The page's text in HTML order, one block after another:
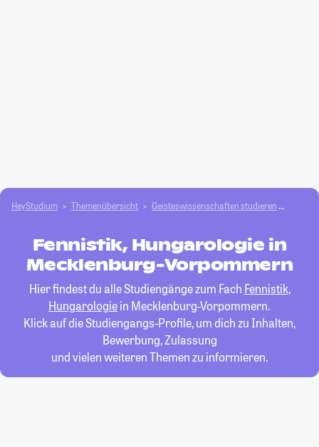
HeyStudium Themenübersicht Geisteswissenschaften studieren
Fennistik, Hungarologie in
Mecklenburg-Vorpommern
Hier findest du alle Studiengänge zum Fach Fennistik,
Hungarologiein Mecklenburg-Vorpommern.
Klick auf die Studiengangs-Profile, um dich zu Inhalten,
Bewerbung, Zulassung
und vielen weiteren Themen zu informieren.